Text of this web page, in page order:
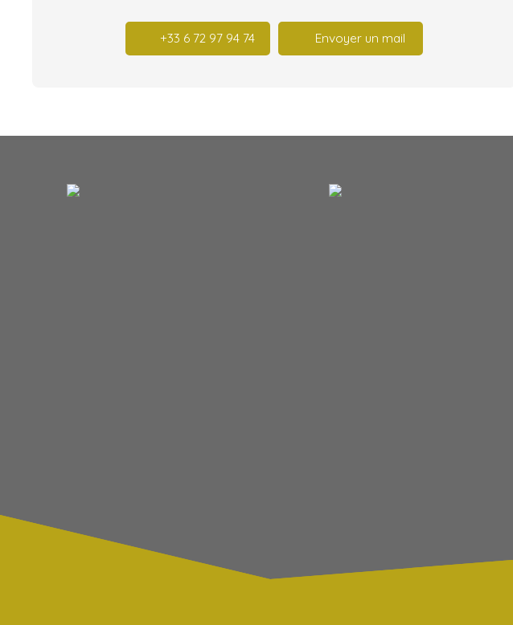
+33 6 72 97 94 74 Envoyer un mail